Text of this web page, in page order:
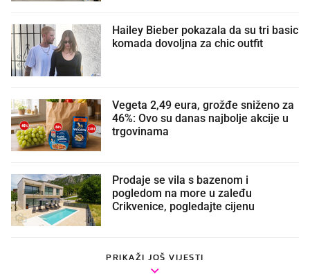
Hailey Bieber pokazala da su tri basic
komada dovoljna za chic outfit
Vegeta 2,49 eura, grožđe sniženo za
46%: Ovo su danas najbolje akcije u
trgovinama
Prodaje se vila s bazenom i
pogledom na more u zaleđu
Crikvenice, pogledajte cijenu
PRIKAŽI JOŠ VIJESTI